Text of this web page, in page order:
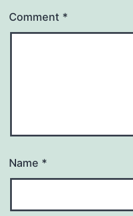
Comment *
Name *